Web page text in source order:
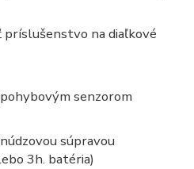
príslušenstvo na diaľkové
senzorom
súpravou
3h. batéria)